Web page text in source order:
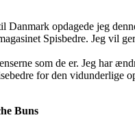
Danmark opdagede jeg
Spisbedre. Jeg vil
som de er. Jeg har
for den vidunderlige
Buns